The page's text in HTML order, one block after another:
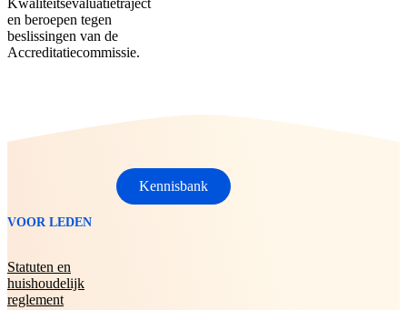
Kwaliteitsevaluatietraject
en beroepen tegen
beslissingen van de
Accreditatiecommissie.
VOOR LEDEN
Statuten en
huishoudelijk
reglement
Kennisbank